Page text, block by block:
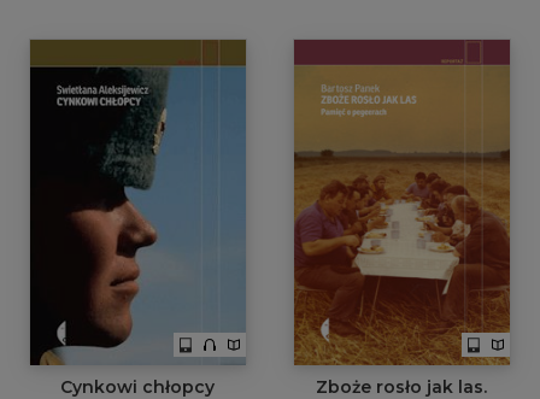
Cynkowi chłopcy
Zboże rosło jak las.